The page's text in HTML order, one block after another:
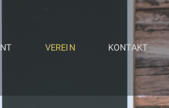
VEREIN KONTAKT